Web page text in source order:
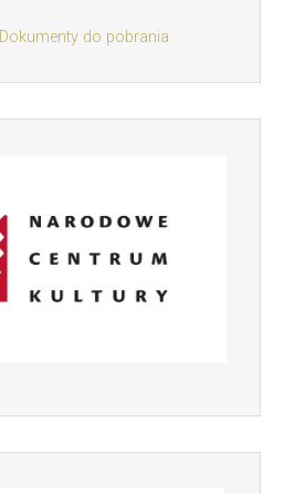
Dokumenty do pobrania